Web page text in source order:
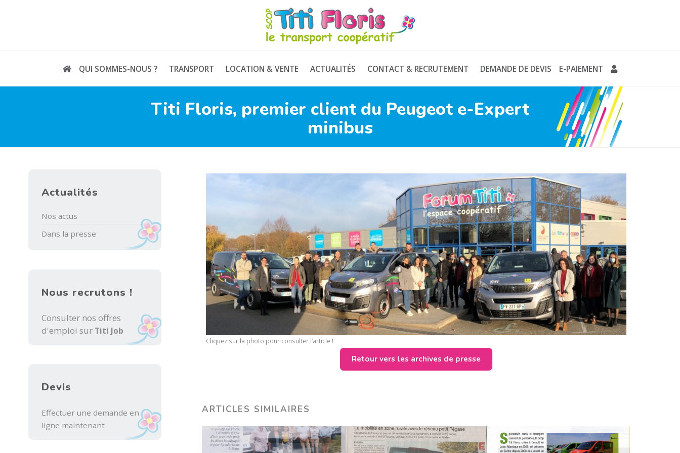
TITI
FLORIS
QUI SOMMES-NOUS ? TRANSPORT LOCATION & VENTE ACTUALITÉS CONTACT & RECRUTEMENT DEMANDE DE DEVIS E-PAIEMENT
Titi Floris, premier client du Peugeot e-Expert
minibus
Cliquez sur la photo pour consulter l’article !
Retour vers les archives de presse
ARTICLES SIMILAIRES
Actualités
Nos actus
Dans la presse
Nous recrutons !
Consulter nos offres
d'emploi sur Titi Job
Devis
Effectuer une demande en
ligne maintenant